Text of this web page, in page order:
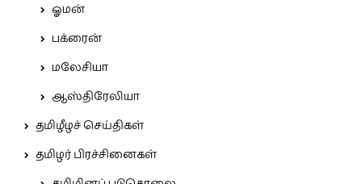
ஓமன்
பக்ரைன்
மலேசியா
ஆஸ்திரேலியா
தமிழீழச் செய்திகள்
தமிழர் பிரச்சினைகள்